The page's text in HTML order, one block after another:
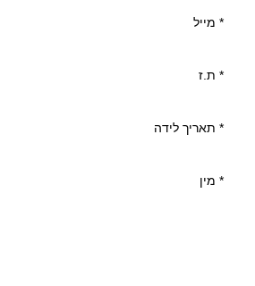
* מייל
* ת.ז
* תאריך לידה
* מין